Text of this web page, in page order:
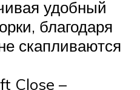
удобный
благодаря
скапливаются
Close –